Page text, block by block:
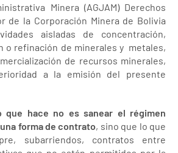
Minera (AGJAM) Derechos
de la Corporación Minera de Bolivia
aisladas de concentración,
o refinación de minerales y metales,
de recursos minerales,
a la emisión del presente
que hace no es sanear el régimen
forma de contrato, sino que lo que
subarriendos, contratos entre